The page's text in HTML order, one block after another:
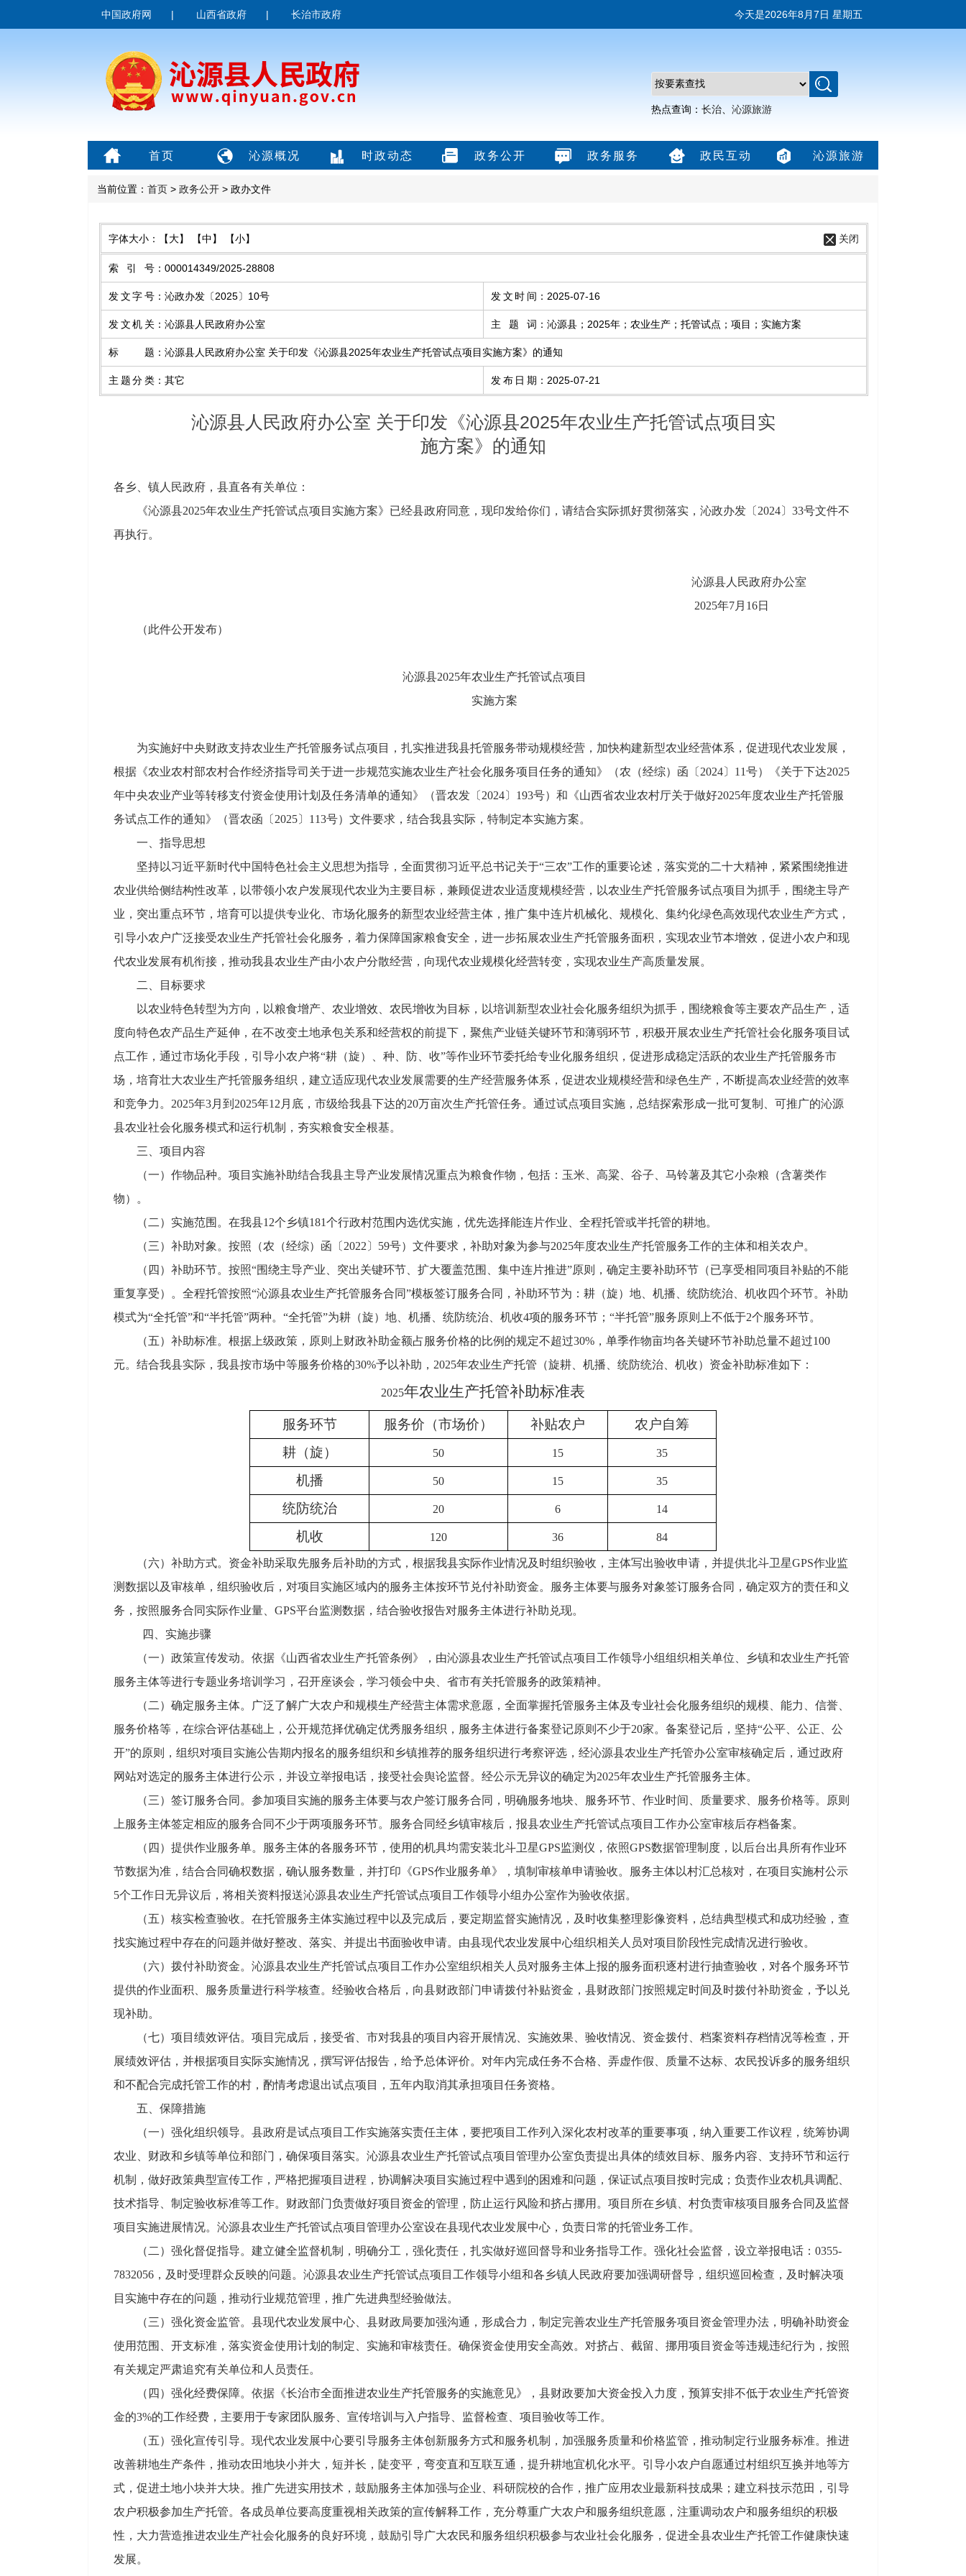
中国政府网 | 山西省政府 | 长治市政府 今天是2026年8月7日 星期五
热点查询： 长治 沁源旅游
首页 沁源概况 时政动态 政务公开 政务服务 政民互动 沁源旅游
当前位置： 首页 > 政务公开 > 政办文件
字体大小： 【大】 【中】 【小】 关闭
索引号 ： 000014349/2025-28808
发文字号 ： 沁政办发〔2025〕10号 发文时间 ： 2025-07-16
发文机关 ： 沁源县人民政府办公室 主题词 ： 沁源县；2025年；农业生产；托管试点；项目；实施方案
标题 ： 沁源县人民政府办公室 关于印发《沁源县2025年农业生产托管试点项目实施方案》的通知
主题分类 ： 其它 发布日期 ： 2025-07-21
沁源县人民政府办公室 关于印发《沁源县2025年农业生产托管试点项目实
施方案》的通知
各乡、镇人民政府，县直各有关单位：
《沁源县2025年农业生产托管试点项目实施方案》已经县政府同意，现印发给你们，请结合实际抓好贯彻落实，沁政办发〔2024〕33号文件不
再执行。
沁源县人民政府办公室
2025年7月16日
（此件公开发布）
沁源县2025年农业生产托管试点项目
实施方案
为实施好中央财政支持农业生产托管服务试点项目，扎实推进我县托管服务带动规模经营，加快构建新型农业经营体系，促进现代农业发展，
根据《农业农村部农村合作经济指导司关于进一步规范实施农业生产社会化服务项目任务的通知》（农（经综）函〔2024〕11号）《关于下达2025
年中央农业产业等转移支付资金使用计划及任务清单的通知》（晋农发〔2024〕193号）和《山西省农业农村厅关于做好2025年度农业生产托管服
务试点工作的通知》（晋农函〔2025〕113号）文件要求，结合我县实际，特制定本实施方案。
一、指导思想
坚持以习近平新时代中国特色社会主义思想为指导，全面贯彻习近平总书记关于“三农”工作的重要论述，落实党的二十大精神，紧紧围绕推进
农业供给侧结构性改革，以带领小农户发展现代农业为主要目标，兼顾促进农业适度规模经营，以农业生产托管服务试点项目为抓手，围绕主导产
业，突出重点环节，培育可以提供专业化、市场化服务的新型农业经营主体，推广集中连片机械化、规模化、集约化绿色高效现代农业生产方式，
引导小农户广泛接受农业生产托管社会化服务，着力保障国家粮食安全，进一步拓展农业生产托管服务面积，实现农业节本增效，促进小农户和现
代农业发展有机衔接，推动我县农业生产由小农户分散经营，向现代农业规模化经营转变，实现农业生产高质量发展。
二、目标要求
以农业特色转型为方向，以粮食增产、农业增效、农民增收为目标，以培训新型农业社会化服务组织为抓手，围绕粮食等主要农产品生产，适
度向特色农产品生产延伸，在不改变土地承包关系和经营权的前提下，聚焦产业链关键环节和薄弱环节，积极开展农业生产托管社会化服务项目试
点工作，通过市场化手段，引导小农户将“耕（旋）、种、防、收”等作业环节委托给专业化服务组织，促进形成稳定活跃的农业生产托管服务市
场，培育壮大农业生产托管服务组织，建立适应现代农业发展需要的生产经营服务体系，促进农业规模经营和绿色生产，不断提高农业经营的效率
和竞争力。2025年3月到2025年12月底，市级给我县下达的20万亩次生产托管任务。通过试点项目实施，总结探索形成一批可复制、可推广的沁源
县农业社会化服务模式和运行机制，夯实粮食安全根基。
三、项目内容
（一）作物品种。项目实施补助结合我县主导产业发展情况重点为粮食作物，包括：玉米、高粱、谷子、马铃薯及其它小杂粮（含薯类作
物）。
（二）实施范围。在我县12个乡镇181个行政村范围内选优实施，优先选择能连片作业、全程托管或半托管的耕地。
（三）补助对象。按照（农（经综）函〔2022〕59号）文件要求，补助对象为参与2025年度农业生产托管服务工作的主体和相关农户。
（四）补助环节。按照“围绕主导产业、突出关键环节、扩大覆盖范围、集中连片推进”原则，确定主要补助环节（已享受相同项目补贴的不能
重复享受）。全程托管按照“沁源县农业生产托管服务合同”模板签订服务合同，补助环节为：耕（旋）地、机播、统防统治、机收四个环节。补助
模式为“全托管”和“半托管”两种。“全托管”为耕（旋）地、机播、统防统治、机收4项的服务环节；“半托管”服务原则上不低于2个服务环节。
（五）补助标准。根据上级政策，原则上财政补助金额占服务价格的比例的规定不超过30%，单季作物亩均各关键环节补助总量不超过100
元。结合我县实际，我县按市场中等服务价格的30%予以补助，2025年农业生产托管（旋耕、机播、统防统治、机收）资金补助标准如下：
2025年农业生产托管补助标准表
服务环节 服务价（市场价） 补贴农户
农户自筹
耕（旋）
50 15 35
机播 50 15 35
统防统治 20 6 14
机收 120 36 84
（六）补助方式。资金补助采取先服务后补助的方式，根据我县实际作业情况及时组织验收，主体写出验收申请，并提供北斗卫星GPS作业监
测数据以及审核单，组织验收后，对项目实施区域内的服务主体按环节兑付补助资金。服务主体要与服务对象签订服务合同，确定双方的责任和义
务，按照服务合同实际作业量、GPS平台监测数据，结合验收报告对服务主体进行补助兑现。
四、实施步骤
（一）政策宣传发动。依据《山西省农业生产托管条例》，由沁源县农业生产托管试点项目工作领导小组组织相关单位、乡镇和农业生产托管
服务主体等进行专题业务培训学习，召开座谈会，学习领会中央、省市有关托管服务的政策精神。
（二）确定服务主体。广泛了解广大农户和规模生产经营主体需求意愿，全面掌握托管服务主体及专业社会化服务组织的规模、能力、信誉、
服务价格等，在综合评估基础上，公开规范择优确定优秀服务组织，服务主体进行备案登记原则不少于20家。备案登记后，坚持“公平、公正、公
开”的原则，组织对项目实施公告期内报名的服务组织和乡镇推荐的服务组织进行考察评选，经沁源县农业生产托管办公室审核确定后，通过政府
网站对选定的服务主体进行公示，并设立举报电话，接受社会舆论监督。经公示无异议的确定为2025年农业生产托管服务主体。
（三）签订服务合同。参加项目实施的服务主体要与农户签订服务合同，明确服务地块、服务环节、作业时间、质量要求、服务价格等。原则
上服务主体签定相应的服务合同不少于两项服务环节。服务合同经乡镇审核后，报县农业生产托管试点项目工作办公室审核后存档备案。
（四）提供作业服务单。服务主体的各服务环节，使用的机具均需安装北斗卫星GPS监测仪，依照GPS数据管理制度，以后台出具所有作业环
节数据为准，结合合同确权数据，确认服务数量，并打印《GPS作业服务单》，填制审核单申请验收。服务主体以村汇总核对，在项目实施村公示
5个工作日无异议后，将相关资料报送沁源县农业生产托管试点项目工作领导小组办公室作为验收依据。
（五）核实检查验收。在托管服务主体实施过程中以及完成后，要定期监督实施情况，及时收集整理影像资料，总结典型模式和成功经验，查
找实施过程中存在的问题并做好整改、落实、并提出书面验收申请。由县现代农业发展中心组织相关人员对项目阶段性完成情况进行验收。
（六）拨付补助资金。沁源县农业生产托管试点项目工作办公室组织相关人员对服务主体上报的服务面积逐村进行抽查验收，对各个服务环节
提供的作业面积、服务质量进行科学核查。经验收合格后，向县财政部门申请拨付补贴资金，县财政部门按照规定时间及时拨付补助资金，予以兑
现补助。
（七）项目绩效评估。项目完成后，接受省、市对我县的项目内容开展情况、实施效果、验收情况、资金拨付、档案资料存档情况等检查，开
展绩效评估，并根据项目实际实施情况，撰写评估报告，给予总体评价。对年内完成任务不合格、弄虚作假、质量不达标、农民投诉多的服务组织
和不配合完成托管工作的村，酌情考虑退出试点项目，五年内取消其承担项目任务资格。
五、保障措施
（一）强化组织领导。县政府是试点项目工作实施落实责任主体，要把项目工作列入深化农村改革的重要事项，纳入重要工作议程，统筹协调
农业、财政和乡镇等单位和部门，确保项目落实。沁源县农业生产托管试点项目管理办公室负责提出具体的绩效目标、服务内容、支持环节和运行
机制，做好政策典型宣传工作，严格把握项目进程，协调解决项目实施过程中遇到的困难和问题，保证试点项目按时完成；负责作业农机具调配、
技术指导、制定验收标准等工作。财政部门负责做好项目资金的管理，防止运行风险和挤占挪用。项目所在乡镇、村负责审核项目服务合同及监督
项目实施进展情况。沁源县农业生产托管试点项目管理办公室设在县现代农业发展中心，负责日常的托管业务工作。
（二）强化督促指导。建立健全监督机制，明确分工，强化责任，扎实做好巡回督导和业务指导工作。强化社会监督，设立举报电话：0355-
7832056，及时受理群众反映的问题。沁源县农业生产托管试点项目工作领导小组和各乡镇人民政府要加强调研督导，组织巡回检查，及时解决项
目实施中存在的问题，推动行业规范管理，推广先进典型经验做法。
（三）强化资金监管。县现代农业发展中心、县财政局要加强沟通，形成合力，制定完善农业生产托管服务项目资金管理办法，明确补助资金
使用范围、开支标准，落实资金使用计划的制定、实施和审核责任。确保资金使用安全高效。对挤占、截留、挪用项目资金等违规违纪行为，按照
有关规定严肃追究有关单位和人员责任。
（四）强化经费保障。依据《长治市全面推进农业生产托管服务的实施意见》，县财政要加大资金投入力度，预算安排不低于农业生产托管资
金的3%的工作经费，主要用于专家团队服务、宣传培训与入户指导、监督检查、项目验收等工作。
（五）强化宣传引导。现代农业发展中心要引导服务主体创新服务方式和服务机制，加强服务质量和价格监管，推动制定行业服务标准。推进
改善耕地生产条件，推动农田地块小并大，短并长，陡变平，弯变直和互联互通，提升耕地宜机化水平。引导小农户自愿通过村组织互换并地等方
式，促进土地小块并大块。推广先进实用技术，鼓励服务主体加强与企业、科研院校的合作，推广应用农业最新科技成果；建立科技示范田，引导
农户积极参加生产托管。各成员单位要高度重视相关政策的宣传解释工作，充分尊重广大农户和服务组织意愿，注重调动农户和服务组织的积极
性，大力营造推进农业生产社会化服务的良好环境，鼓励引导广大农民和服务组织积极参与农业社会化服务，促进全县农业生产托管工作健康快速
发展。